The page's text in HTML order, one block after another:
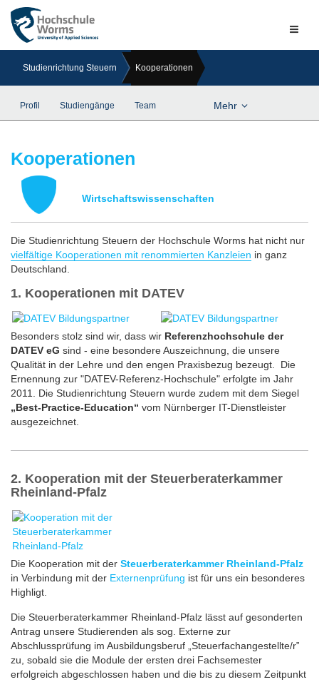
Studienrichtung Steuern Kooperationen
Profil Studiengänge Team Mehr
Kooperationen
Wirtschaftswissenschaften
Die Studienrichtung Steuern der Hochschule Worms hat nicht nur
vielfältige Kooperationen mit renommierten Kanzleien in ganz
Deutschland.
1. Kooperationen mit DATEV
Besonders stolz sind wir, dass wir Referenzhochschule der
DATEV eG sind - eine besondere Auszeichnung, die unsere
Qualität in der Lehre und den engen Praxisbezug bezeugt. Die
Ernennung zur "DATEV-Referenz-Hochschule" erfolgte im Jahr
2011. Die Studienrichtung Steuern wurde zudem mit dem Siegel
„Best-Practice-Education“ vom Nürnberger IT-Dienstleister
ausgezeichnet.
2. Kooperation mit der Steuerberaterkammer
Rheinland-Pfalz
Die Kooperation mit der Steuerberaterkammer Rheinland-Pfalz
in Verbindung mit der Externenprüfung ist für uns ein besonderes
Highligt.
Die Steuerberaterkammer Rheinland-Pfalz lässt auf gesonderten
Antrag unsere Studierenden als sog. Externe zur
Abschlussprüfung im Ausbildungsberuf „Steuerfachangestellte/r‟
zu, sobald sie die Module der ersten drei Fachsemester
erfolgreich abgeschlossen haben und die bis zu diesem Zeitpunkt